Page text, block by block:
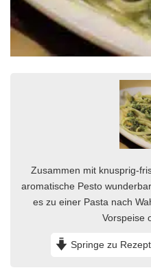
Zusammen mit knusprig-
aromatische Pesto
es zu einer Pasta nach
Vorspeise
Springe zu Rezept